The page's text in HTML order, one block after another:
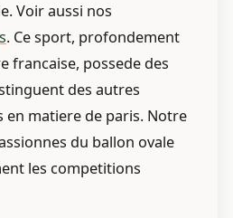
Voir aussi nos
. Ce sport, profondement
francaise, possede des
des autres
en matiere de paris. Notre
du ballon ovale
les competitions